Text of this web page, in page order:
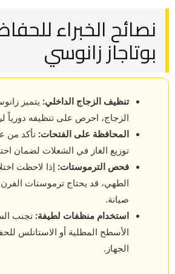
نصائح الخبراء
بوتاجاز زانوسي
تنظيف الزجاج الداخلي: يتميز
الزجاج، احرص على تنظيفه دورياً
المحافظة على الفتحات: تأكد من
توزيع الغاز في الشعلات لضمان
فحص الترموستات: إذا لاحظت
الطهي، قد يحتاج ترموستات
صيانة.
استخدام منظفات لطيفة: تجنب
الأسطح المطلية أو الاستانلس
الجهاز.